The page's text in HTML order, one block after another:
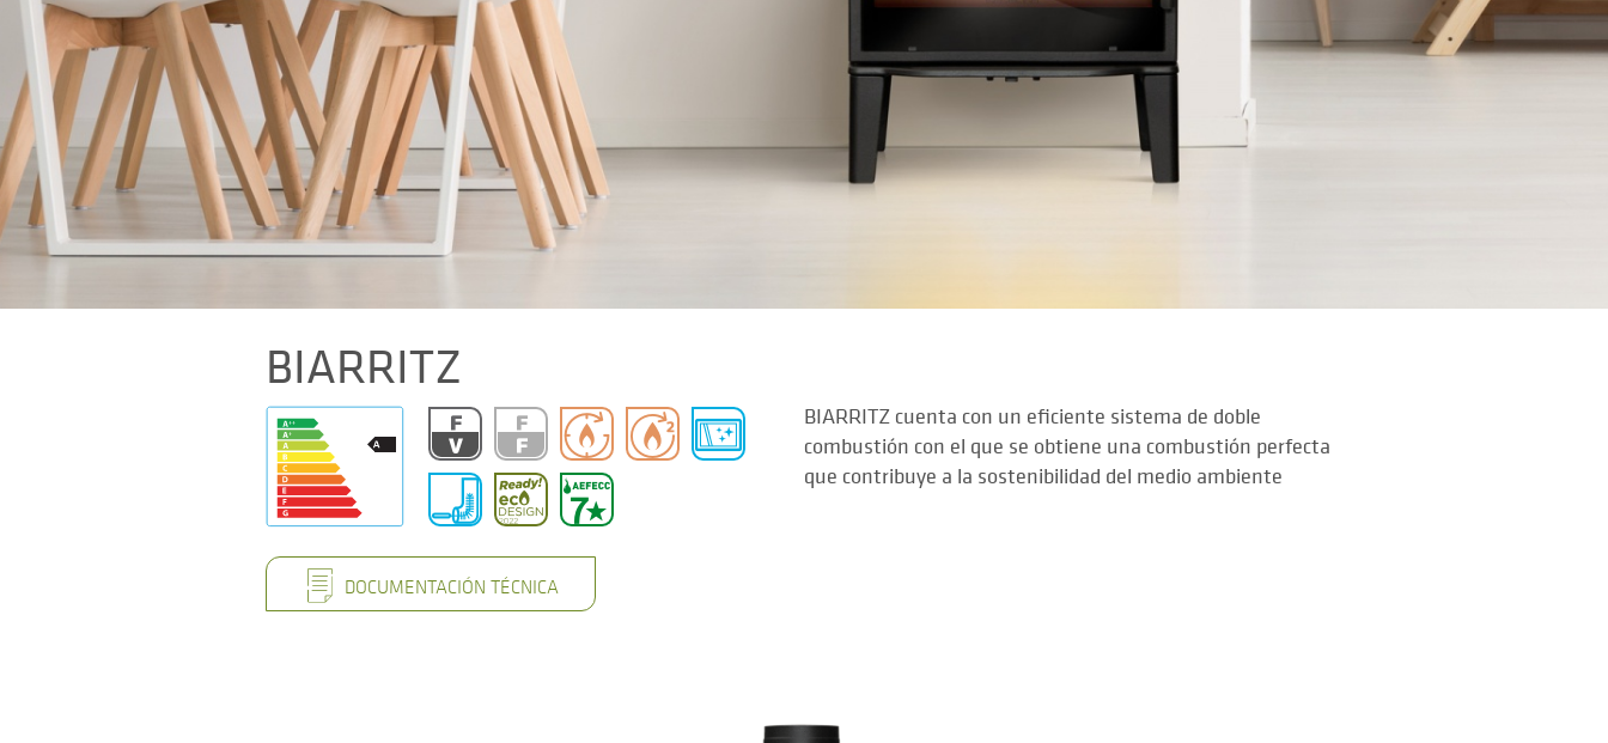
BIARRITZ
BIARRITZ cuenta con un eficiente sistema de doble
combustión con el que se obtiene una combustión perfecta
que contribuye a la sostenibilidad del medio ambiente
DOCUMENTACIÓN TÉCNICA